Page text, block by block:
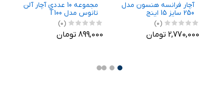
آچار فرانسه هنسون مدل
250 سایز 15 اینج
(0)
2,770,000 تومان
مجموعه 10 عددی آچار آلن
تانوس مدل T100
(0)
899,000 تومان